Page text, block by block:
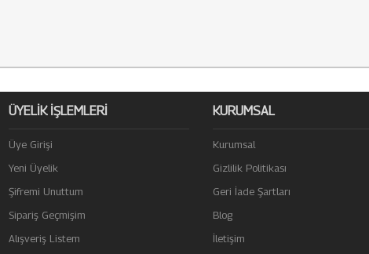
ÜYELİK İŞLEMLERİ
Üye Girişi
Yeni Üyelik
Şifremi Unuttum
Sipariş Geçmişim
Alışveriş Listem
KURUMSAL
Kurumsal
Gizlilik Politikası
Geri İade Şartları
Blog
İletişim